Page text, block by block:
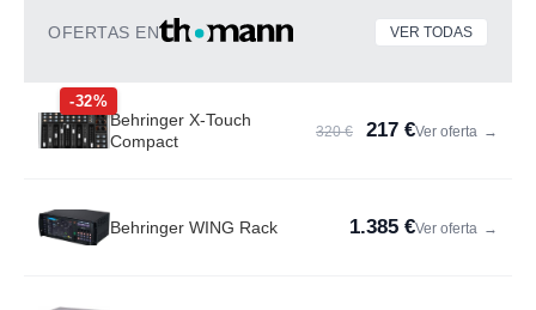
OFERTAS EN VER TODAS
-32%
Behringer X-Touch
Compact
320 € 217 €Ver oferta →
Behringer WING Rack 1.385 €Ver oferta →